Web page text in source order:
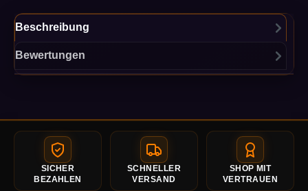
Beschreibung
Bewertungen
SICHER
BEZAHLEN
SCHNELLER
VERSAND
SHOP MIT
VERTRAUEN